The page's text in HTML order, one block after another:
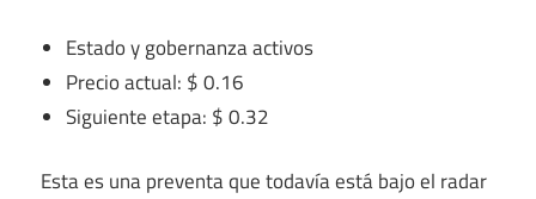
Estado y gobernanza activos
Precio actual: $ 0.16
Siguiente etapa: $ 0.32
Esta es una preventa que todavía está bajo el radar